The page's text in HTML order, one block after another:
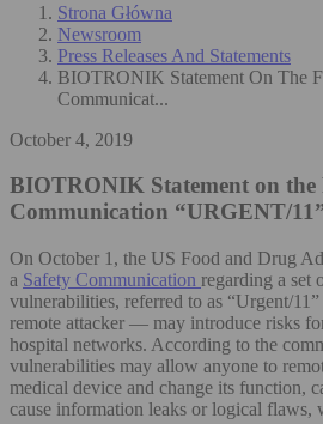
Strona Główna
Newsroom
Press Releases And Statements
BIOTRONIK Statement On The
Communicat...
October 4, 2019
BIOTRONIK Statement on the
Communication “URGENT/
On October 1, the US Food and Drug
a Safety Communication regarding a set
vulnerabilities, referred to as “Urgent/
remote attacker — may introduce risks
hospital networks. According to the
vulnerabilities may allow anyone to
medical device and change its function,
cause information leaks or logical flaws,